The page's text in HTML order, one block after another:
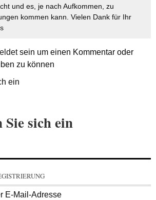
und es, je nach Aufkommen, zu
kommen kann. Vielen Dank für Ihr
sein um einen Kommentar oder
zu können
ein
sich ein
E-Mail-Adresse